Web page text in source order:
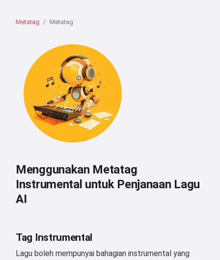
Metatag Metatag
Menggunakan Metatag
Instrumental untuk Penjanaan Lagu
AI
Tag Instrumental
Lagu boleh mempunyai bahagian instrumental yang